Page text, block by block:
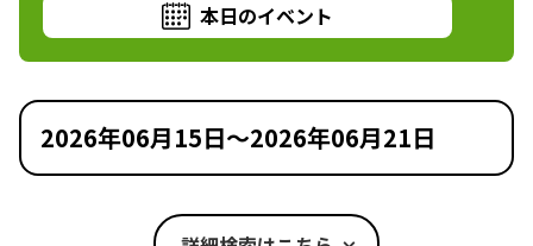
本日のイベント
2026年06月15日～2026年06月21日